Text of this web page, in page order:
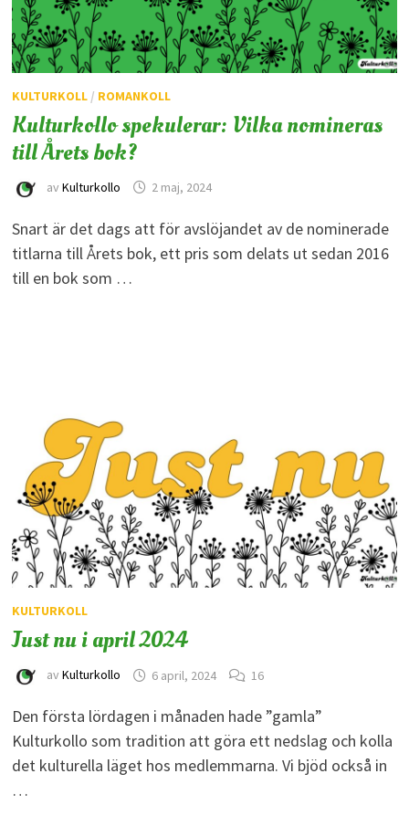
KULTURKOLL/ ROMANKOLL
Kulturkollo spekulerar: Vilka nomineras
till Årets bok?
av Kulturkollo 2 maj, 2024
Snart är det dags att för avslöjandet av de nominerade
titlarna till Årets bok, ett pris som delats ut sedan 2016
till en bok som …
KULTURKOLL
Just nu i april 2024
av Kulturkollo 6 april, 2024 16
Den första lördagen i månaden hade ”gamla”
Kulturkollo som tradition att göra ett nedslag och kolla
det kulturella läget hos medlemmarna. Vi bjöd också in
…